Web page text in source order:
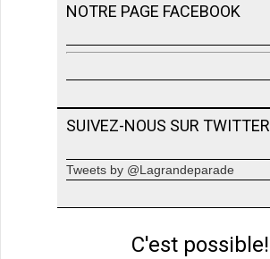
NOTRE PAGE FACEBOOK
SUIVEZ-NOUS SUR TWITTER
Tweets by @Lagrandeparade
C'est possible!